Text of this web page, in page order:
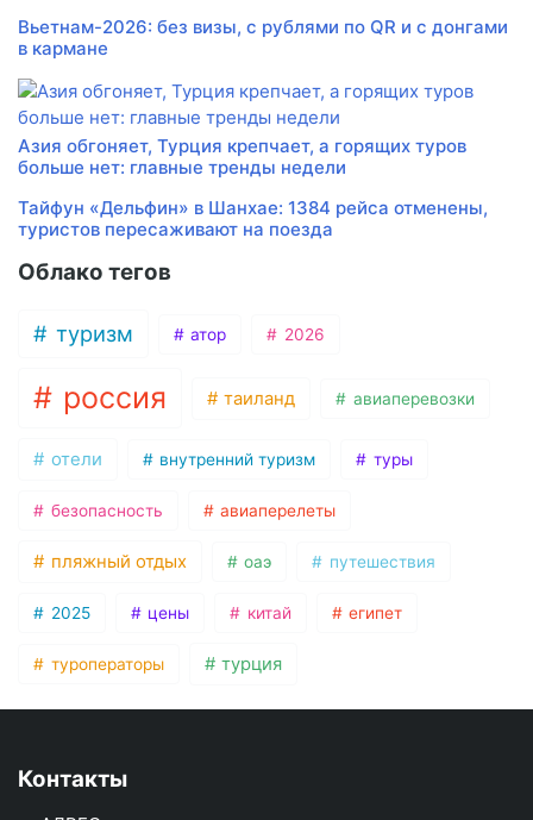
Вьетнам-2026: без визы, с рублями по QR и с донгами
в кармане
Азия обгоняет, Турция крепчает, а горящих туров
больше нет: главные тренды недели
Тайфун «Дельфин» в Шанхае: 1384 рейса отменены,
туристов пересаживают на поезда
Облако тегов
туризм атор 2026
россия таиланд авиаперевозки
отели внутренний туризм туры
безопасность авиаперелеты
пляжный отдых оаэ путешествия
2025 цены китай египет
туроператоры турция
Контакты